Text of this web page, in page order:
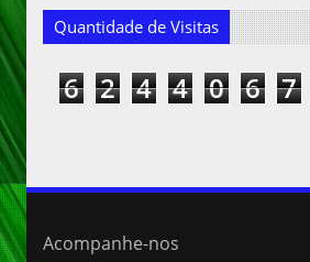
Quantidade de Visitas
6 2 4 4 0 6 7
Acompanhe-nos